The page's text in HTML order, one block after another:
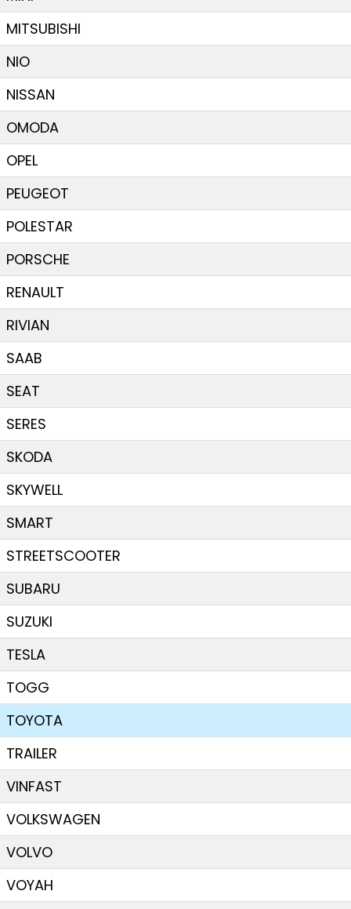
MITSUBISHI
NIO
NISSAN
OMODA
OPEL
PEUGEOT
POLESTAR
PORSCHE
RENAULT
RIVIAN
SAAB
SEAT
SERES
SKODA
SKYWELL
SMART
STREETSCOOTER
SUBARU
SUZUKI
TESLA
TOGG
TOYOTA
TRAILER
VINFAST
VOLKSWAGEN
VOLVO
VOYAH